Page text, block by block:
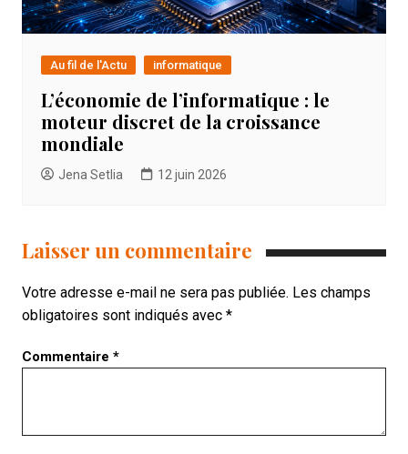
Au fil de l'Actu informatique
L’économie de l’informatique : le
moteur discret de la croissance
mondiale
Jena Setlia 12 juin 2026
Laisser un commentaire
Votre adresse e-mail ne sera pas publiée. Les champs
obligatoires sont indiqués avec *
Commentaire *